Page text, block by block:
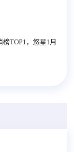
TOP1，悠星1月